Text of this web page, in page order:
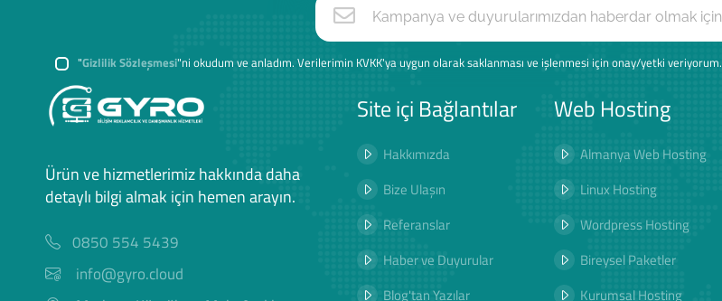
"Gizlilik Sözleşmesi"ni okudum ve anladım. Verilerimin KVKK'ya uygun olarak saklanması ve işlenmesi için onay/yetki veriyorum.
Ürün ve hizmetlerimiz hakkında daha
detaylı bilgi almak için hemen arayın.
0850 554 5439
info@gyro.cloud
Site içi Bağlantılar
Hakkımızda
Bize Ulaşın
Referanslar
Haber ve Duyurular
Blog'tan Yazılar
Web Hosting
Almanya Web Hosting
Linux Hosting
Wordpress Hosting
Bireysel Paketler
Kurumsal Hosting